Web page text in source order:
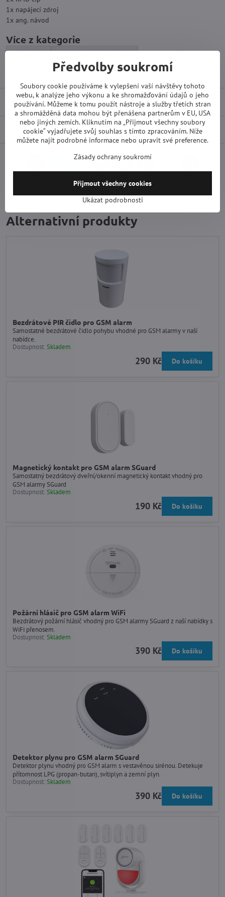
1x napájecí zdroj
1x ang. návod
Více z kategorie
Zabezpečovací technika
Recenze 0
Diskuse 0
mail
Alternativní produkty
Bezdrátové PIR čidlo pro GSM alarm
Samostatné bezdrátové čidlo pohybu vhodné pro GSM alarmy v naší
nabídce.
Dostupnost:Skladem
290 Kč Do košíku
Magnetický kontakt pro GSM alarm SGuard
Samostatný bezdrátový dveřní/okenní magnetický kontakt vhodný pro
GSM alarmy SGuard
Dostupnost:Skladem
190 Kč Do košíku
Požární hlásič pro GSM alarm WiFi
Bezdrátový požární hlásič vhodný pro GSM alarmy SGuard z naší nabídky s
WiFi přenosem.
Dostupnost:Skladem
390 Kč Do košíku
Detektor plynu pro GSM alarm SGuard
Detektor plynu vhodný pro GSM alarm s vestavěnou sirénou. Detekuje
přítomnost LPG (propan-butan), svítiplyn a zemní plyn.
Dostupnost:Skladem
390 Kč Do košíku
Předvolby soukromí
Soubory cookie používáme k vylepšení vaší návštěvy tohoto
webu, k analýze jeho výkonu a ke shromažďování údajů o jeho
používání. Můžeme k tomu použít nástroje a služby třetích stran
a shromážděná data mohou být přenášena partnerům v EU, USA
nebo jiných zemích. Kliknutím na „Přijmout všechny soubory
cookie“ vyjadřujete svůj souhlas s tímto zpracováním. Níže
můžete najít podrobné informace nebo upravit své preference.
Zásady ochrany soukromí
Ukázat podrobnosti
Přijmout všechny cookies